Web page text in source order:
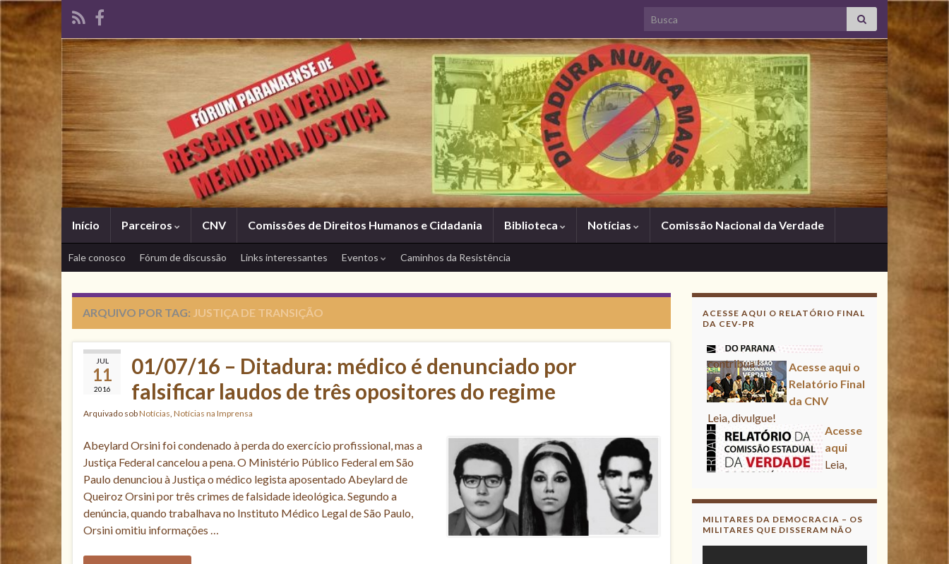
Search for:
Início Parceiros CNV Comissões de Direitos Humanos e Cidadania Biblioteca Notícias Comissão Nacional da Verdade
Fale conosco Fórum de discussão Links interessantes Eventos Caminhos da Resistência
ARQUIVO POR TAG: JUSTIÇA DE TRANSIÇÃO
JUL
11
2016
01/07/16 – Ditadura: médico é denunciado por
falsificar laudos de três opositores do regime
Arquivado sobNotícias, Notícias na Imprensa
Abeylard Orsini foi condenado à perda do exercício profissional, mas a
Justiça Federal cancelou a pena. O Ministério Público Federal em São
Paulo denunciou à Justiça o médico legista aposentado Abeylard de
Queiroz Orsini por três crimes de falsidade ideológica. Segundo a
denúncia, quando trabalhava no Instituto Médico Legal de São Paulo,
Orsini omitiu informações …
ACESSE AQUI O RELATÓRIO FINAL
DA CEV-PR
Acesse aqui o Relatório Final
da CNV
Leia, divulgue!
Acesse aqui
Leia, contribua !
da CNV
Leia, divulgue!
MILITARES DA DEMOCRACIA – OS
MILITARES QUE DISSERAM NÃO